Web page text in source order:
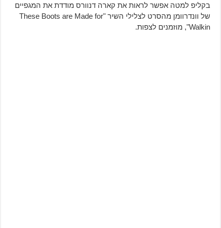
בקליפ למטה אפשר לראות את קארה דנוורס מודדת את המגפיים
של וונדרוומן מהסרט לצלילי השיר "These Boots are Made for
Walkin", מוזמנים לצפות.